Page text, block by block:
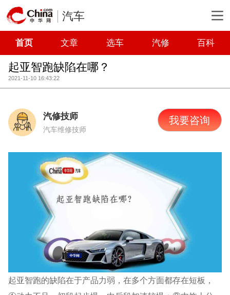
汽车
首页 文章 选车 汽修 百科
起亚智跑缺陷在哪？
2021-11-10 16:43:22
汽修技师
汽车维修技师
我要咨询
起亚智跑的缺陷在于产品力弱，在多个方面都存在短板，